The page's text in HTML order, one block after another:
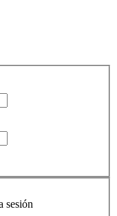
sesión